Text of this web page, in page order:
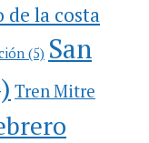
de la costa
(5) San
Tren Mitre